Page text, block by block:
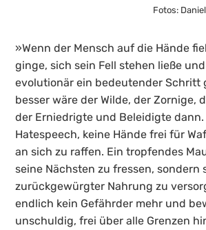
Fotos:
»Wenn der Mensch auf die Hände
ginge, sich sein Fell stehen ließe
evolutionär ein bedeutender Schritt
besser wäre der Wilde, der Zornige,
der Erniedrigte und Beleidigte dann.
Hatespeech, keine Hände frei für
an sich zu raffen. Ein tropfendes
seine Nächsten zu fressen, sondern
zurückgewürgter Nahrung zu
endlich kein Gefährder mehr und
unschuldig, frei über alle Grenzen